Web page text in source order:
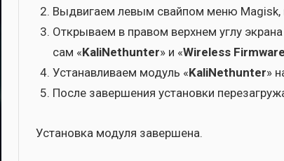
Выдви­га­ем левым свай­пом меню Magisk,
Откры­ва­ем в пра­вом верх­нем углу
сам «KaliNethunter» и «Wireless
Уста­нав­ли­ва­ем модуль «KaliNethunter»
После завер­ше­ния уста­нов­ки
Уста­нов­ка моду­ля завер­ше­на.